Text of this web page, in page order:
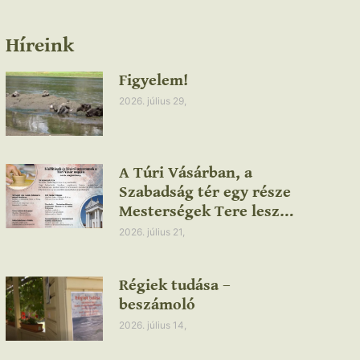
Híreink
Figyelem!
2026. július 29,
A Túri Vásárban, a
Szabadság tér egy része
Mesterségek Tere lesz…
2026. július 21,
Régiek tudása –
beszámoló
2026. július 14,